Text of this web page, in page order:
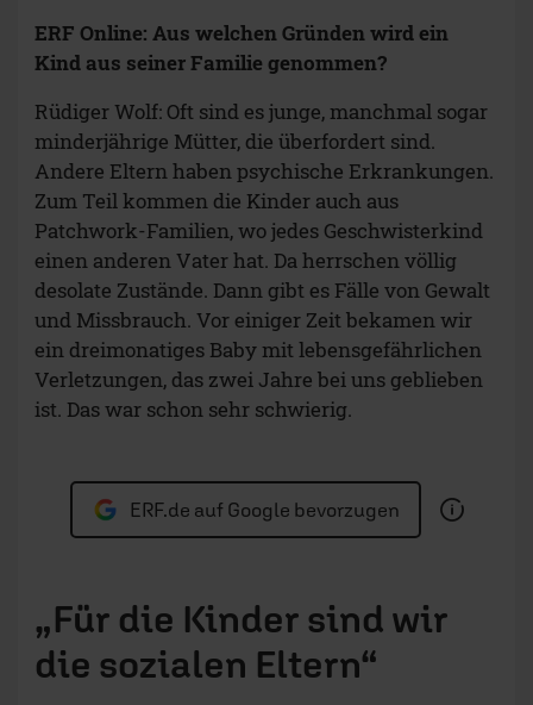
ERF Online: Aus welchen Gründen wird ein
Kind aus seiner Familie genommen?
Rüdiger Wolf: Oft sind es junge, manchmal sogar
minderjährige Mütter, die überfordert sind.
Andere Eltern haben psychische Erkrankungen.
Zum Teil kommen die Kinder auch aus
Patchwork-Familien, wo jedes Geschwisterkind
einen anderen Vater hat. Da herrschen völlig
desolate Zustände. Dann gibt es Fälle von Gewalt
und Missbrauch. Vor einiger Zeit bekamen wir
ein dreimonatiges Baby mit lebensgefährlichen
Verletzungen, das zwei Jahre bei uns geblieben
ist. Das war schon sehr schwierig.
ERF.de auf Google bevorzugen
„Für die Kinder sind wir
die sozialen Eltern“